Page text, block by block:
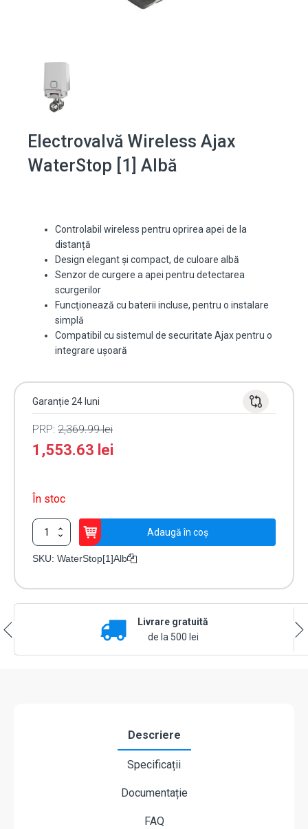
Electrovalvă Wireless Ajax
WaterStop [1] Albă
Controlabil wireless pentru oprirea apei de la
distanță
Design elegant și compact, de culoare albă
Senzor de curgere a apei pentru detectarea
scurgerilor
Funcţionează cu baterii incluse, pentru o instalare
simplă
Compatibil cu sistemul de securitate Ajax pentru o
integrare ușoară
Garanție 24 luni
PRP: 2,369.99lei
1,553.63 lei
În stoc
Cantitate
Electrovalvă
Wireless
Adaugă în coș
SKU: WaterStop[1]Alb
Livrare gratuită
de la 500 lei
Descriere
Specificații
Documentație
FAQ